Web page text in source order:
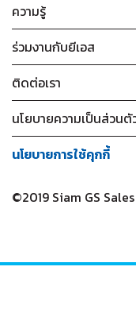
ความรู้
ร่วมงานกับยีเอส
ติดต่อเรา
นโยบายความเป็นส่วนตั
นโยบายการใช้คุกกี้
©2019 Siam GS